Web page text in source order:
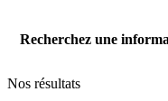
Recherchez une
Nos résultats